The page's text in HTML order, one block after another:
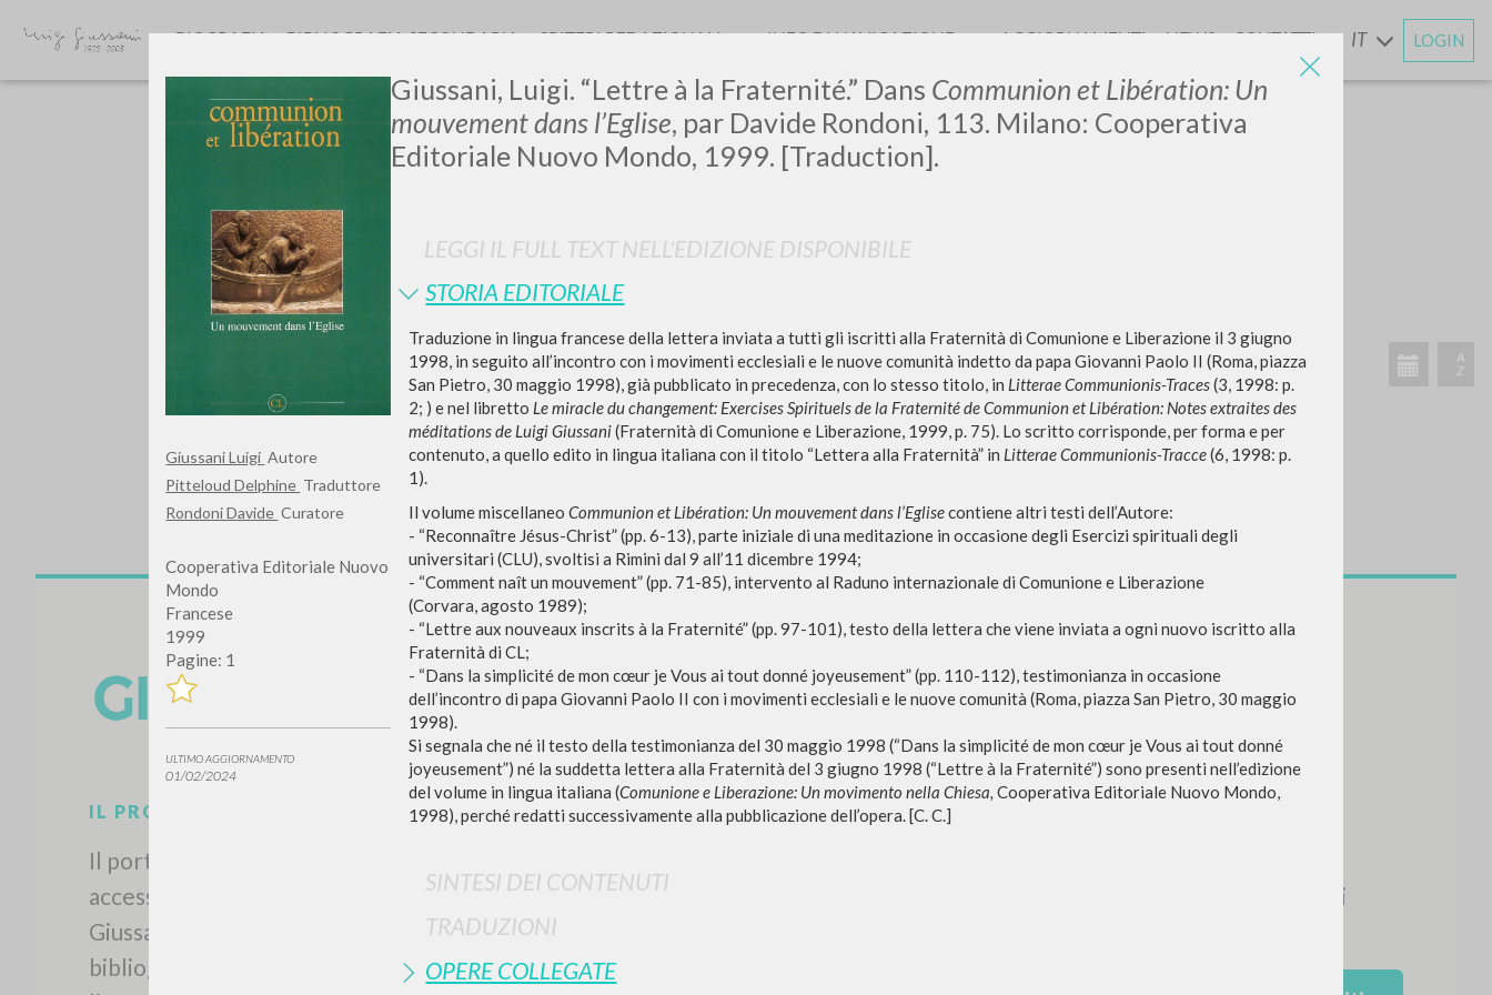
Giussani Luigi Autore
Pitteloud Delphine Traduttore
Rondoni Davide Curatore
Cooperativa Editoriale Nuovo
Mondo
Francese
1999
Pagine: 1
ULTIMO AGGIORNAMENTO
01/02/2024
Giussani, Luigi. “Lettre à la Fraternité.” Dans Communion et Libération: Un
mouvement dans l’Eglise, par Davide Rondoni, 113. Milano: Cooperativa
Editoriale Nuovo Mondo, 1999. [Traduction].
LEGGI IL FULL TEXT NELL'EDIZIONE DISPONIBILE
STORIA EDITORIALE
Traduzione in lingua francese della lettera inviata a tutti gli iscritti alla Fraternità di Comunione e Liberazione il 3 giugno
1998, in seguito all’incontro con i movimenti ecclesiali e le nuove comunità indetto da papa Giovanni Paolo II (Roma, piazza
San Pietro, 30 maggio 1998), già pubblicato in precedenza, con lo stesso titolo, in Litterae Communionis-Traces(3, 1998: p.
2; ) e nel libretto Le miracle du changement: Exercises Spirituels de la Fraternité de Communion et Libération: Notes extraites des
méditations de Luigi Giussani(Fraternità di Comunione e Liberazione, 1999, p. 75). Lo scritto corrisponde, per forma e per
contenuto, a quello edito in lingua italiana con il titolo “Lettera alla Fraternità” in Litterae Communionis-Tracce(6, 1998: p.
1).
Il volume miscellaneoCommunion et Libération: Un mouvement dans l’Eglisecontiene altri testi dell’Autore:
- “Reconnaître Jésus-Christ” (pp. 6-13), parte iniziale di una meditazione in occasione degli Esercizi spirituali degli
universitari (CLU), svoltisi a Rimini dal 9 all’11 dicembre 1994;
- “Comment naît un mouvement” (pp. 71-85), intervento al Raduno internazionale di Comunione e Liberazione
(Corvara, agosto 1989);
- “Lettre aux nouveaux inscrits à la Fraternité” (pp. 97-101), testo della lettera che viene inviata a ogni nuovo iscritto alla
Fraternità di CL;
- “Dans la simplicité de mon cœur je Vous ai tout donné joyeusement” (pp. 110-112), testimonianza in occasione
dell’incontro di papa Giovanni Paolo II con i movimenti ecclesiali e le nuove comunità (Roma, piazza San Pietro, 30 maggio
1998).
Si segnala che né il testo della testimonianza del 30 maggio 1998 (“Dans la simplicité de mon cœur je Vous ai tout donné
joyeusement”) né la suddetta lettera alla Fraternità del 3 giugno 1998 (“Lettre à la Fraternité”) sono presenti nell’edizione
del volume in lingua italiana (Comunione e Liberazione: Un movimento nella Chiesa,Cooperativa Editoriale Nuovo Mondo,
1998), perché redatti successivamente alla pubblicazione dell’opera. [C. C.]
SINTESI DEI CONTENUTI
TRADUZIONI
OPERE COLLEGATE
BIOGRAFIA BIBLIOGRAFIA SECONDARIA CRITERI REDAZIONALI INFO DI NAVIGAZIONE AGGIORNAMENTIENEWS CONTATTI IT LOGIN
TIPOLOGIA OPERA LINGUA
A
Z
IL PROGETTO
Il portale raccoglie e rende
accessibili gli scritti di Luigi
Giussani: quasi 5000 voci
bibliografiche, testi integrali in 5
NAVIGA
Il PerCorso
Login
LINGUA
pubblicazioni, eventi e percorsi